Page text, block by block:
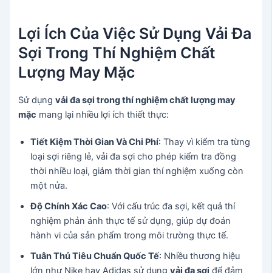
Lợi Ích Của Việc Sử Dụng Vải Đa
Sợi Trong Thí Nghiệm Chất
Lượng May Mặc
Sử dụngvải đa sợi trong thí nghiệm chất lượng may
mặc mang lại nhiều lợi ích thiết thực:
Tiết Kiệm Thời Gian Và Chi Phí: Thay vì kiểm tra từng
loại sợi riêng lẻ, vải đa sợi cho phép kiểm tra đồng
thời nhiều loại, giảm thời gian thí nghiệm xuống còn
một nửa.
Độ Chính Xác Cao: Với cấu trúc đa sợi, kết quả thí
nghiệm phản ánh thực tế sử dụng, giúp dự đoán
hành vi của sản phẩm trong môi trường thực tế.
Tuân Thủ Tiêu Chuẩn Quốc Tế: Nhiều thương hiệu